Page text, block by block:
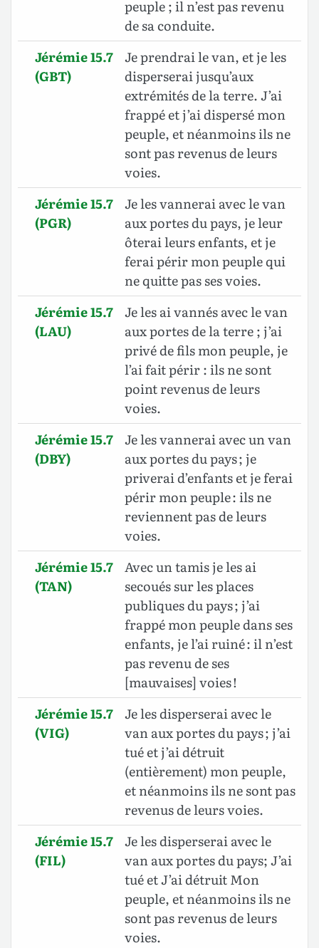
peuple ; il n’est pas revenu
de sa conduite.
Jérémie 15.7
(GBT)
Je prendrai le van, et je les
disperserai jusqu’aux
extrémités de la terre. J’ai
frappé et j’ai dispersé mon
peuple, et néanmoins ils ne
sont pas revenus de leurs
voies.
Jérémie 15.7
(PGR)
Je les vannerai avec le van
aux portes du pays, je leur
ôterai leurs enfants, et je
ferai périr mon peuple qui
ne quitte pas ses voies.
Jérémie 15.7
(LAU)
Je les ai vannés avec le van
aux portes de la terre ; j’ai
privé de fils mon peuple, je
l’ai fait périr : ils ne sont
point revenus de leurs
voies.
Jérémie 15.7
(DBY)
Je les vannerai avec un van
aux portes du pays ; je
priverai d’enfants et je ferai
périr mon peuple : ils ne
reviennent pas de leurs
voies.
Jérémie 15.7
(TAN)
Avec un tamis je les ai
secoués sur les places
publiques du pays ; j’ai
frappé mon peuple dans ses
enfants, je l’ai ruiné : il n’est
pas revenu de ses
[mauvaises] voies !
Jérémie 15.7
(VIG)
Je les disperserai avec le
van aux portes du pays ; j’ai
tué et j’ai détruit
(entièrement) mon peuple,
et néanmoins ils ne sont pas
revenus de leurs voies.
Jérémie 15.7
(FIL)
Je les disperserai avec le
van aux portes du pays; J’ai
tué et J’ai détruit Mon
peuple, et néanmoins ils ne
sont pas revenus de leurs
voies.